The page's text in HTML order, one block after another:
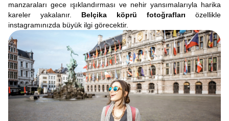
manzaraları gece ışıklandırması ve nehir yansımalarıyla harika
kareler yakalanır. Belçika köprü fotoğrafları özellikle
instagramınızda büyük ilgi görecektir.